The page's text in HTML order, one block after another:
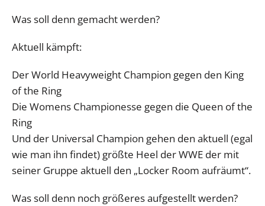
Was soll denn gemacht werden?
Aktuell kämpft:
Der World Heavyweight Champion gegen den King
of the Ring
Die Womens Championesse gegen die Queen of the
Ring
Und der Universal Champion gehen den aktuell (egal
wie man ihn findet) größte Heel der WWE der mit
seiner Gruppe aktuell den „Locker Room aufräumt“.
Was soll denn noch größeres aufgestellt werden?